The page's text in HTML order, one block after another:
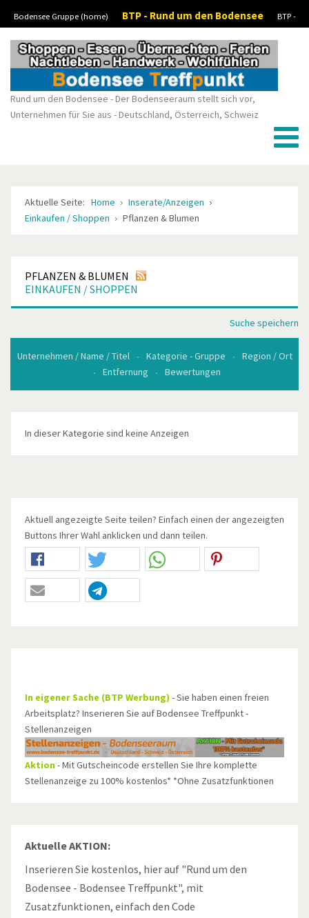
Bodensee Gruppe (home) BTP - Rund um den Bodensee
BTP -
Kleinanzeigen
Rund um den Bodensee - Der Bodenseeraum stellt sich vor,
Unternehmen für Sie aus - Deutschland, Österreich, Schweiz
Aktuelle Seite: Home
Inserate/Anzeigen
Einkaufen / Shoppen
Pflanzen & Blumen
PFLANZEN & BLUMEN
EINKAUFEN / SHOPPEN
Suche speichern
Unternehmen / Name / Titel Kategorie - Gruppe
Region / Ort
Entfernung
Bewertungen
In dieser Kategorie sind keine Anzeigen
Aktuell angezeigte Seite teilen? Einfach einen der angezeigten
Buttons Ihrer Wahl anklicken und dann teilen.
In eigener Sache (BTP Werbung) - Sie haben einen freien
Arbeitsplatz? Inserieren Sie auf Bodensee Treffpunkt -
Stellenanzeigen
Aktion- Mit Gutscheincode erstellen Sie Ihre komplette
Stellenanzeige zu 100% kostenlos* *Ohne Zusatzfunktionen
Aktuelle AKTION:
Inserieren Sie kostenlos, hier auf "Rund um den
Bodensee - Bodensee Treffpunkt", mit
Zusatzfunktionen, einfach den Code